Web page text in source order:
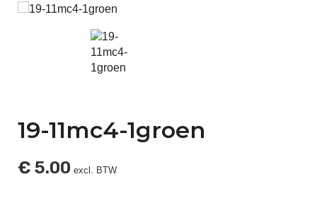
19-11mc4-1groen
€ 5.00 excl. BTW